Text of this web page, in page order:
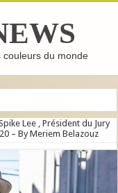
du monde
LE TOUR DU MONDE
Lee , Président du Jury
– By Meriem Belazouz